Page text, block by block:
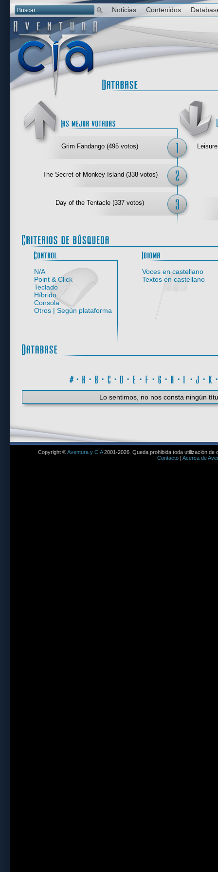
Noticias Contenidos
Las mejor
Grim Fandango (495 votos)
The Secret of Monkey Island (338 votos)
Day of the Tentacle (337 votos)
Control
N/A
Point & Click
Teclado
Híbrido
Consola
Otros | Según plataforma
Voces en castellano
Textos en castellano
· · · · · · · · · ·
Lo sentimos, no nos consta ningún
Copyright ©Aventura y CÍA2001-2026. Queda prohibida toda utilización de
Contacto| Acerca de